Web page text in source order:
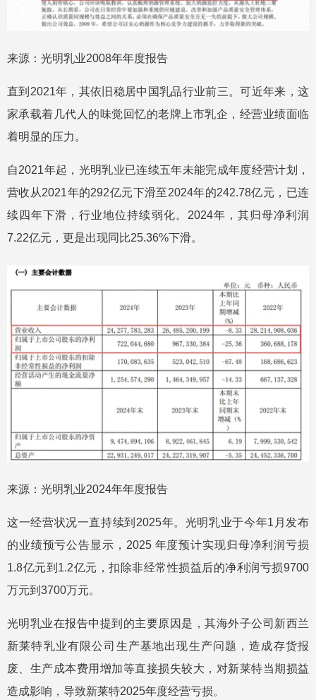
来源：光明乳业2008年年度报告
直到2021年，其依旧稳居中国乳品行业前三。可近年来，这
家承载着几代人的味觉回忆的老牌上市乳企，经营业绩面临
着明显的压力。
自2021年起，光明乳业已连续五年未能完成年度经营计划，
营收从2021年的292亿元下滑至2024年的242.78亿元，已连
续四年下滑，行业地位持续弱化。2024年，其归母净利润
7.22亿元，更是出现同比25.36%下滑。
来源：光明乳业2024年年度报告
这一经营状况一直持续到2025年。光明乳业于今年1月发布
的业绩预亏公告显示，2025 年度预计实现归母净利润亏损
1.8亿元到1.2亿元，扣除非经常性损益后的净利润亏损9700
万元到3700万元。
光明乳业在报告中提到的主要原因是，其海外子公司新西兰
新莱特乳业有限公司生产基地出现生产问题，造成存货报
废、生产成本费用增加等直接损失较大，对新莱特当期损益
造成影响，导致新莱特2025年度经营亏损。